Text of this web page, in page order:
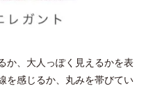
か、大人っぽく見えるかを表
を感じるか、丸みを帯びてい